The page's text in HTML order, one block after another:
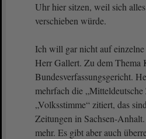
Uhr hier sitzen, weil sich
verschieben würde.
Ich will gar nicht auf einzelne
Herr Gallert. Zu dem Thema
Bundesverfassungsgericht.
mehrfach die
„Volksstimme“ zitiert, das
Zeitungen in Sachsen-
mehr. Es gibt aber auch